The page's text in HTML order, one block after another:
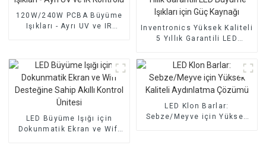
120W/240W PCBA Büyüme
Işıkları - Ayrı UV ve IR
Inventronics Yüksek Kaliteli
5 Yıllık Garantili LED
LED Büyüme Işığı için
Dokunmatik Ekran ve Wifi
LED Klon Barlar:
Sebze/Meyve için Yüksek